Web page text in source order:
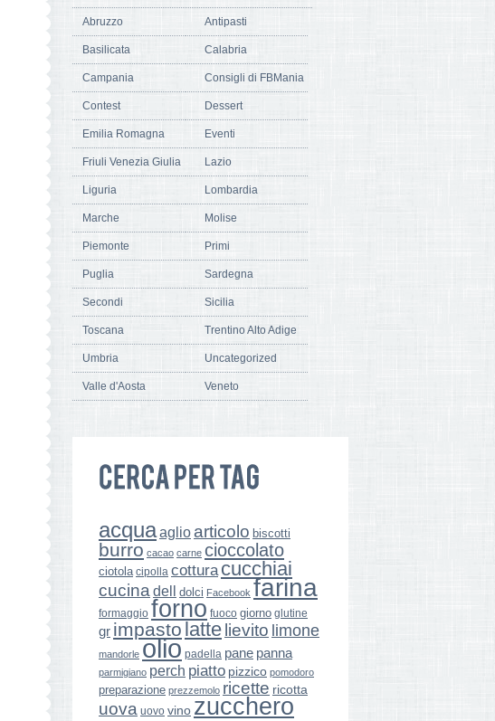
Abruzzo Antipasti
Basilicata Calabria
Campania Consigli di FBMania
Contest Dessert
Emilia Romagna Eventi
Friuli Venezia Giulia Lazio
Liguria Lombardia
Marche Molise
Piemonte Primi
Puglia Sardegna
Secondi Sicilia
Toscana Trentino Alto Adige
Umbria Uncategorized
Valle d'Aosta Veneto
acquaaglio articolo biscotti
burro cacao carne cioccolato
ciotola cipolla cottura cucchiai
cucina dell dolci Facebook farina
formaggio forno fuoco giorno glutine
gr impasto latte lievito limone
mandorle olio padella pane panna
parmigiano perch piatto pizzico pomodoro
preparazione prezzemolo ricette ricotta
uova uovo vino zucchero